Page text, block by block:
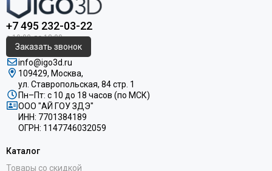
+7 495 232-03-22
Заказать звонок
info@igo3d.ru
109429, Москва,
ул. Ставропольская, 84 стр. 1
Пн–Пт: с 10 до 18 часов (по МСК)
ООО "АЙ ГОУ ЗДЭ"
ИНН: 7701384189
ОГРН: 1147746032059
Каталог
Товары со скидкой